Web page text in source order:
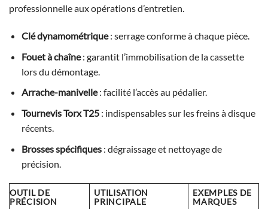
professionnelle aux opérations d’entretien.
Clé dynamométrique: serrage conforme à chaque pièce.
Fouet à chaîne: garantit l’immobilisation de la cassette
lors du démontage.
Arrache-manivelle: facilité l’accès au pédalier.
Tournevis Torx T25: indispensables sur les freins à disque
récents.
Brosses spécifiques: dégraissage et nettoyage de
précision.
OUTIL DE
PRÉCISION
UTILISATION
PRINCIPALE
EXEMPLES DE
MARQUES